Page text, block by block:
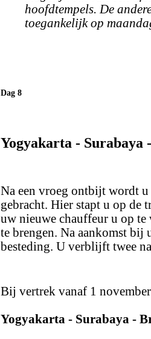
hoofdtempels. De
toegankelijk op
Dag 8
Yogyakarta - Surabaya
Na een vroeg ontbijt wordt
gebracht. Hier stapt u op de
uw nieuwe chauffeur u op te
te brengen. Na aankomst bij
besteding. U verblijft twee
Bij vertrek vanaf 1
Yogyakarta - Surabaya -